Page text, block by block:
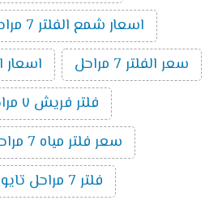
اسعار شمع الفلتر 7 مراحل تايواني
سعر الفلتر 7 مراحل
اسعار
فلتر فريش ٧ مراحل
سعر فلتر مياه 7 مراحل اكوا
فلتر 7 مراحل تايواني